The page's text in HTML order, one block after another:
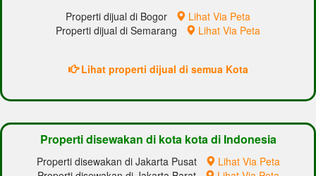
Properti dijual di Bogor
Lihat Via Peta
Properti dijual di Semarang
Lihat Via Peta
Lihat properti dijual di semua Kota
Properti disewakan di kota kota di Indonesia
Properti disewakan di Jakarta Pusat
Lihat Via Peta